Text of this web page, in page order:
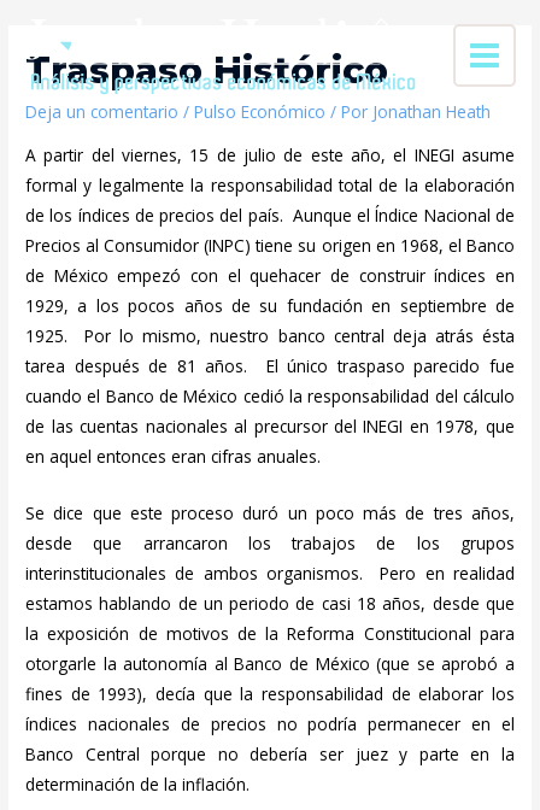
Traspaso Histórico
Deja un comentario /Pulso Económico / Por Jonathan Heath
A partir del viernes, 15 de julio de este año, el INEGI asume
formal y legalmente la responsabilidad total de la elaboración
de los índices de precios del país. Aunque el Índice Nacional de
Precios al Consumidor (INPC) tiene su origen en 1968, el Banco
de México empezó con el quehacer de construir índices en
1929, a los pocos años de su fundación en septiembre de
1925. Por lo mismo, nuestro banco central deja atrás ésta
tarea después de 81 años. El único traspaso parecido fue
cuando el Banco de México cedió la responsabilidad del cálculo
de las cuentas nacionales al precursor del INEGI en 1978, que
en aquel entonces eran cifras anuales.
Se dice que este proceso duró un poco más de tres años,
desde que arrancaron los trabajos de los grupos
interinstitucionales de ambos organismos. Pero en realidad
estamos hablando de un periodo de casi 18 años, desde que
la exposición de motivos de la Reforma Constitucional para
otorgarle la autonomía al Banco de México (que se aprobó a
fines de 1993), decía que la responsabilidad de elaborar los
índices nacionales de precios no podría permanecer en el
Banco Central porque no debería ser juez y parte en la
determinación de la inflación.